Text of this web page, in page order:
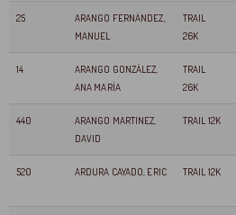
25
ARANGO FERNÁNDEZ,
MANUEL
TRAIL
26K
14
ARANGO GONZÁLEZ,
ANA MARÍA
TRAIL
26K
440
ARANGO MARTINEZ,
DAVID
TRAIL 12K
520 ARDURA CAYADO, ERIC TRAIL 12K